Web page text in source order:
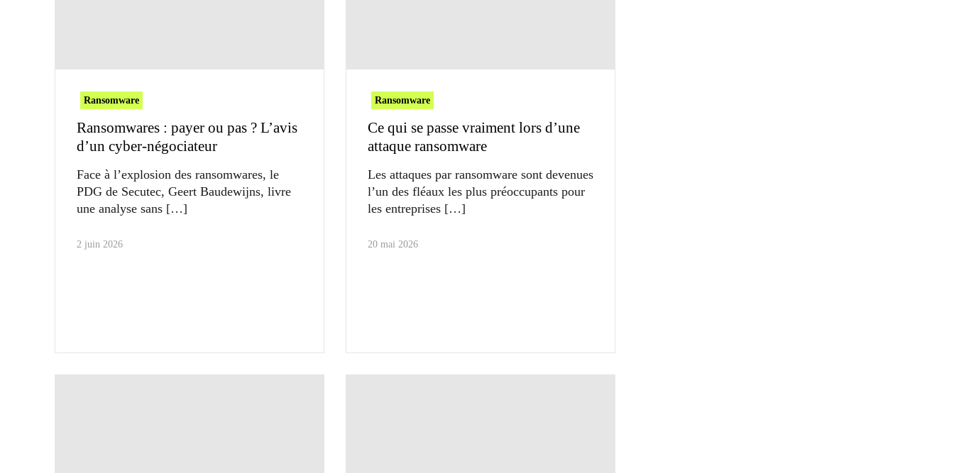
Ransomware
Ransomwares : payer ou pas ? L’avis
d’un cyber-négociateur
Face à l’explosion des ransomwares, le
PDG de Secutec, Geert Baudewijns, livre
une analyse sans
2 juin 2026
Ransomware
Ce qui se passe vraiment lors d’une
attaque ransomware
Les attaques par ransomware sont devenues
l’un des fléaux les plus préoccupants pour
les entreprises
20 mai 2026